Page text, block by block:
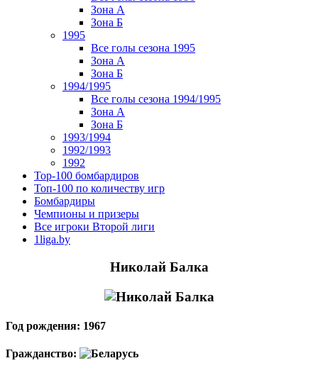
Зона А
Зона Б
1995
Все голы сезона 1995
Зона А
Зона Б
1994/1995
Все голы сезона 1994/1995
Зона А
Зона Б
1993/1994
1992/1993
1992
Top-100 бомбардиров
Топ-100 по количеству игр
Бомбардиры
Чемпионы и призеры
Все игроки Второй лиги
1liga.by
Николай Балка
Год рождения: 1967
Гражданство: